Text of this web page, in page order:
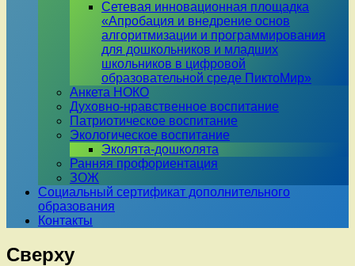
Сетевая инновационная площадка
«Апробация и внедрение основ
алгоритмизации и программирования
для дошкольников и младших
школьников в цифровой
образовательной среде ПиктоМир»
Анкета НОКО
Духовно-нравственное воспитание
Патриотическое воспитание
Экологическое воспитание
Эколята-дошколята
Ранняя профориентация
ЗОЖ
Социальный сертификат дополнительного
образования
Контакты
Сверху